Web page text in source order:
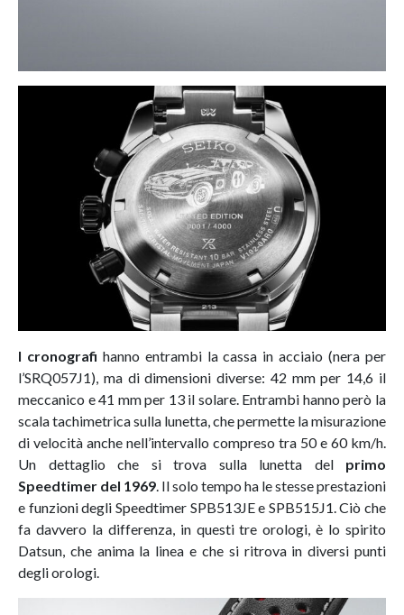
I cronografi hanno entrambi la cassa in acciaio (nera per
l’SRQ057J1), ma di dimensioni diverse: 42 mm per 14,6 il
meccanico e 41 mm per 13 il solare. Entrambi hanno però la
scala tachimetrica sulla lunetta, che permette la misurazione
di velocità anche nell’intervallo compreso tra 50 e 60 km/h.
Un dettaglio che si trova sulla lunetta del primo
Speedtimer del 1969. Il solo tempo ha le stesse prestazioni
e funzioni degli Speedtimer SPB513JE e SPB515J1. Ciò che
fa davvero la differenza, in questi tre orologi, è lo spirito
Datsun, che anima la linea e che si ritrova in diversi punti
degli orologi.